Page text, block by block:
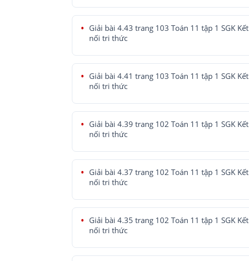
Giải bài 4.43 trang 103 Toán 11 tập 1 SGK Kết
nối tri thức
Giải bài 4.41 trang 103 Toán 11 tập 1 SGK Kết
nối tri thức
Giải bài 4.39 trang 102 Toán 11 tập 1 SGK Kết
nối tri thức
Giải bài 4.37 trang 102 Toán 11 tập 1 SGK Kết
nối tri thức
Giải bài 4.35 trang 102 Toán 11 tập 1 SGK Kết
nối tri thức